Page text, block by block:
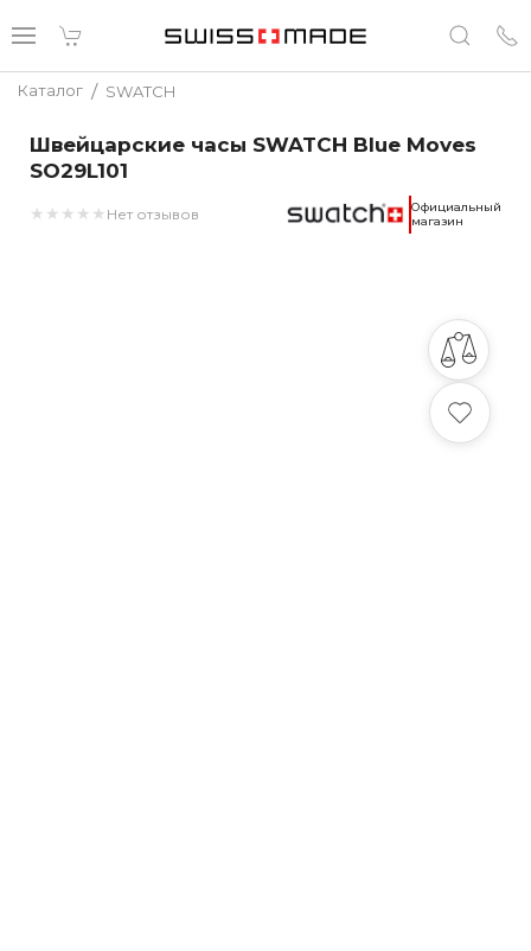
Каталог / SWATCH
Швейцарские часы SWATCH Blue Moves
SO29L101
★ ★ ★ ★ ★ Нет отзывов
Официальный
магазин